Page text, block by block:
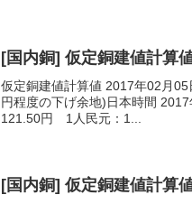
[国内銅] 仮定銅建値計算
仮定銅建値計算値 2017年02月
円程度の下げ余地)日本時間
121.50円 1人民元：1...
[国内銅] 仮定銅建値計算